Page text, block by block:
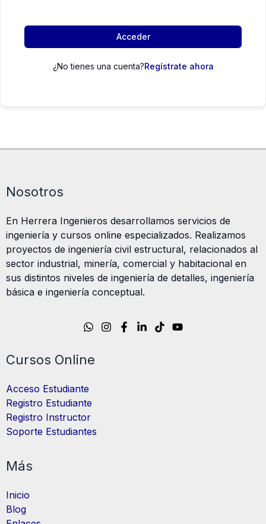
Acceder
¿No tienes una cuenta?Regístrate ahora
Nosotros
En Herrera Ingenieros desarrollamos servicios de
ingeniería y cursos online especializados. Realizamos
proyectos de ingeniería civil estructural, relacionados al
sector industrial, minería, comercial y habitacional en
sus distintos niveles de ingeniería de detalles, ingeniería
básica e ingeniería conceptual.
Cursos Online
Acceso Estudiante
Registro Estudiante
Registro Instructor
Soporte Estudiantes
Más
Inicio
Blog